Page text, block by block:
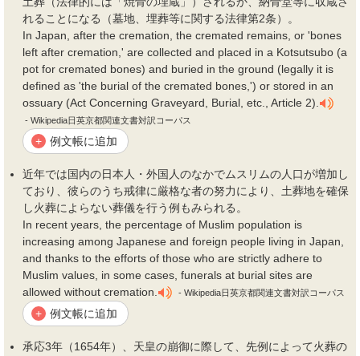
れることになる（墓地、埋葬等に関する法律第2条）。
In Japan, after the cremation, the cremated remains, or 'bones
left after cremation,' are collected and placed in a Kotsutsubo (a
pot for cremated bones) and buried in the ground (legally it is
defined as 'the burial of the cremated bones,') or stored in an
ossuary (Act Concerning Graveyard, Burial, etc., Article 2).
- Wikipedia日英京都関連文書対訳コーパス
+ 例文帳に追加
近年では国内の日本人・外国人のなかでムスリムの人口が増加し
ており、彼らのうち戒律に厳格な者の努力により、 土葬地を確保
し火葬によらない葬儀を行う例もみられる。
In recent years, the percentage of Muslim population is
increasing among Japanese and foreign people living in Japan,
and thanks to the efforts of those who are strictly adhere to
Muslim values, in some cases, funerals at burial sites are
allowed without cremation.
- Wikipedia日英京都関連文書対訳コーパス
+ 例文帳に追加
承応3年（1654年）、天皇の崩御に際して、先例によって火葬の